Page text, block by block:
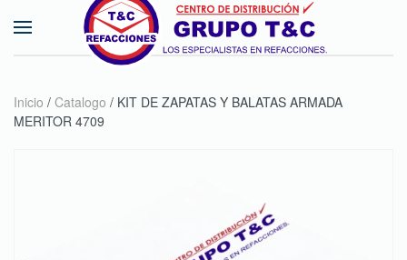
Skip to main content
Inicio / Catalogo / KIT DE ZAPATAS Y BALATAS ARMADA
MERITOR 4709